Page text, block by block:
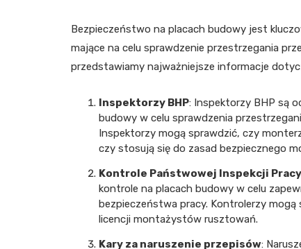
Bezpieczeństwo na placach budowy jest
mające na celu sprawdzenie przestrzegania
przedstawiamy najważniejsze informacje
Inspektorzy BHP: Inspektorzy BHP są
budowy w celu sprawdzenia
Inspektorzy mogą sprawdzić, czy
czy stosują się do zasad bezpiecznego
Kontrole Państwowej Inspekcji Pracy
kontrole na placach budowy w celu
bezpieczeństwa pracy. Kontrolerzy
licencji montażystów rusztowań.
Kary za naruszenie przepisów: